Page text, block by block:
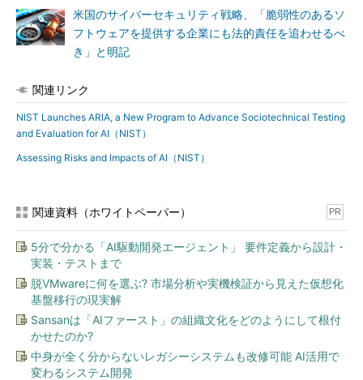
米国のサイバーセキュリティ戦略、「脆弱性のあるソ
フトウェアを提供する企業にも法的責任を追わせるべ
き」と明記
関連リンク
NIST Launches ARIA, a New Program to Advance Sociotechnical Testing
and Evaluation for AI（NIST）
Assessing Risks and Impacts of AI（NIST）
関連資料（ホワイトペーパー） PR
5分で分かる「AI駆動開発エージェント」 要件定義から設計・
実装・テストまで
脱VMwareに何を選ぶ? 市場分析や実機検証から見えた仮想化
基盤移行の現実解
Sansanは「AIファースト」の組織文化をどのようにして根付
かせたのか?
中身が全く分からないレガシーシステムも改修可能 AI活用で
変わるシステム開発